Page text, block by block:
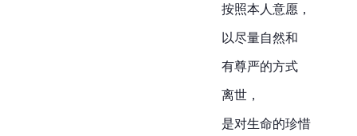
按照本人意愿，
以尽量自然和
有尊严的方式
离世，
是对生命的珍惜